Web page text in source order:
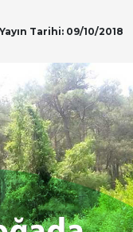
Yayın Tarihi: 09/10/2018